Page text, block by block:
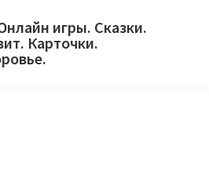
игры. Сказки.
Карточки.